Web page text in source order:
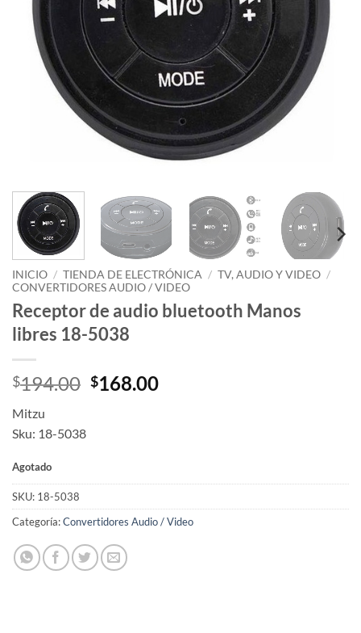
INICIO / TIENDA DE ELECTRÓNICA / TV, AUDIO Y VIDEO /
CONVERTIDORES AUDIO / VIDEO
Receptor de audio bluetooth Manos
libres 18-5038
$194.00 Original
$168.00Current
Mitzu
Sku: 18-5038
Agotado
SKU: 18-5038
Categoría:Convertidores Audio / Video